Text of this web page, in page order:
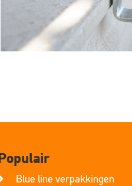
Populair
Blue line verpakkingen